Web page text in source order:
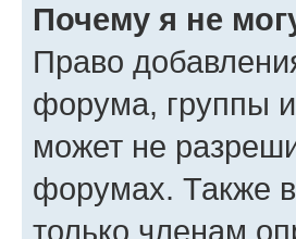
Почему я не
Право
форума, группы
может не
форумах. Также
только членам